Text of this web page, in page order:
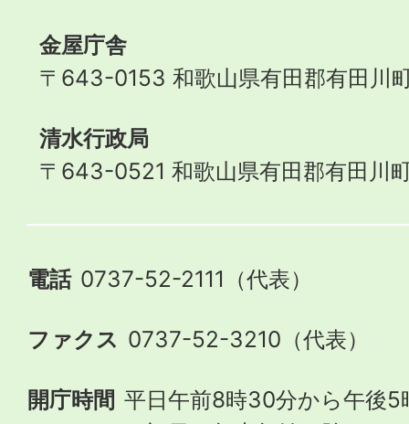
金屋庁舎
〒643-0153 和歌山県有田郡有田川
清水行政局
〒643-0521 和歌山県有田郡有田川
電話 0737-52-2111（代表）
ファクス 0737-52-3210（代表）
開庁時間 平日午前8時30分から午後5